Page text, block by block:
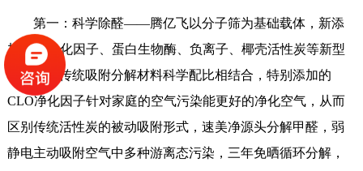
第一：科学除醛——腾亿飞以分子筛为基础载体，新添
加CLO净化因子、蛋白生物酶、负离子、椰壳活性炭等新型
材料，与传统吸附分解材料科学配比相结合，特别添加的
CLO净化因子针对家庭的空气污染能更好的净化空气，从而
区别传统活性炭的被动吸附形式，速美净源头分解甲醛，弱
静电主动吸附空气中多种游离态污染，三年免晒循环分解，